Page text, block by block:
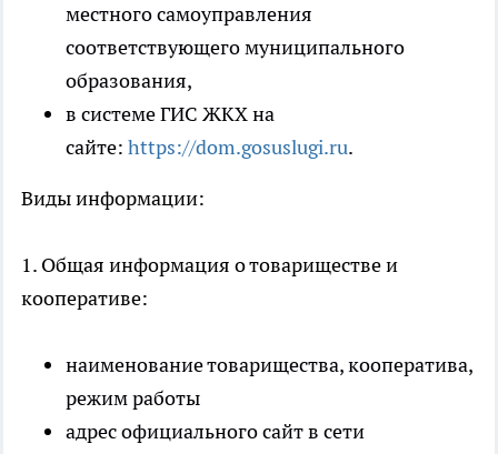
местного самоуправления
соответствующего муниципального
образования,
в системе ГИС ЖКХ на
сайте: https://dom.gosuslugi.ru.
Виды информации:
1. Общая информация о товариществе и
кооперативе:
наименование товарищества, кооператива,
режим работы
адрес официального сайт в сети